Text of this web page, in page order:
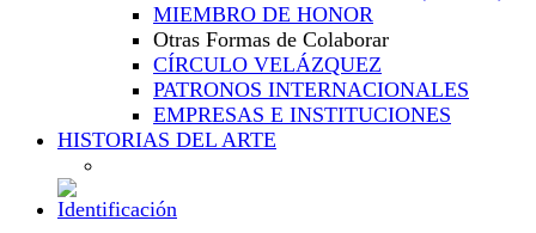
MIEMBRO DE HONOR
Otras Formas de Colaborar
CÍRCULO VELÁZQUEZ
PATRONOS INTERNACIONALES
EMPRESAS E INSTITUCIONES
HISTORIAS DEL ARTE